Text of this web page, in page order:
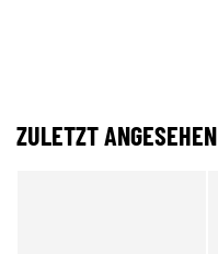
ZULETZT ANGESEHEN